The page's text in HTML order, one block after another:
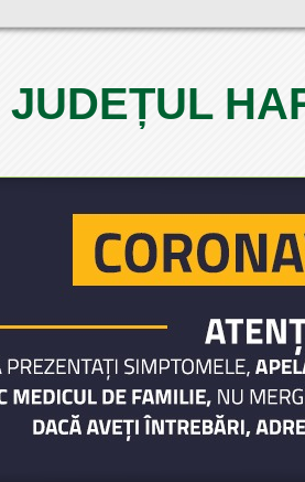
JUDEȚUL